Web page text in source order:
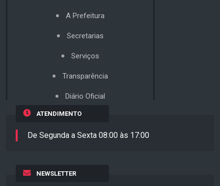
A Prefeitura
Secretarias
Serviços
Transparência
Diário Oficial
ATENDIMENTO
De Segunda a Sexta 08:00 às 17:00
NEWSLETTER